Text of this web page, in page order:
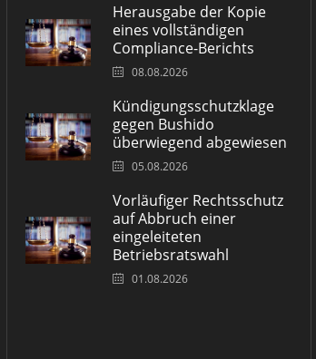
Herausgabe der Kopie
eines vollständigen
Compliance-Berichts
08.08.2026
Kündigungsschutzklage
gegen Bushido
überwiegend abgewiesen
05.08.2026
Vorläufiger Rechtsschutz
auf Abbruch einer
eingeleiteten
Betriebsratswahl
01.08.2026